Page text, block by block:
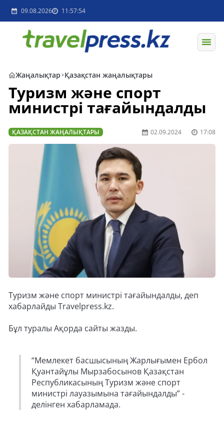
09.08.2026 11:57:54
Жаңалықтар Қазақстан жаңалықтары
Туризм және спорт
министрі тағайындалды
ҚАЗАҚСТАН ЖАҢАЛЫҚТАРЫ 02.09.2024 17:08
Туризм және спорт министрі тағайындалды, деп
хабарлайды Travelpress.kz.
Бұл туралы Ақорда сайты жазды.
“Мемлекет басшысының Жарлығымен Ербол
Қуантайұлы Мырзабосынов Қазақстан
Республикасының Туризм және спорт
министрі лауазымына тағайындалды” -
делінген хабарламада.